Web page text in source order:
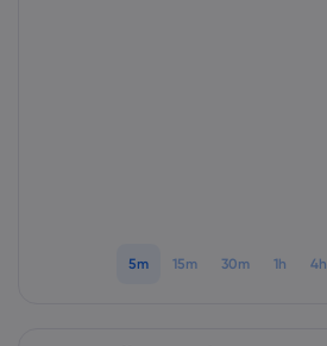
5m 15m 30m 1h 4h